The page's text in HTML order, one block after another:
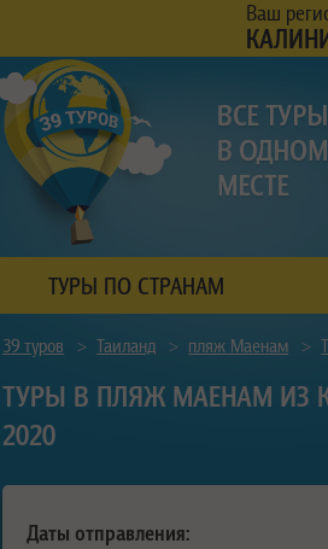
Ваш
ТУРЫ ПО СТРАНАМ
39 туров > Таиланд > пляж Маенам >
ТУРЫ В ПЛЯЖ МАЕНАМ ИЗ
2020
Даты отправления: